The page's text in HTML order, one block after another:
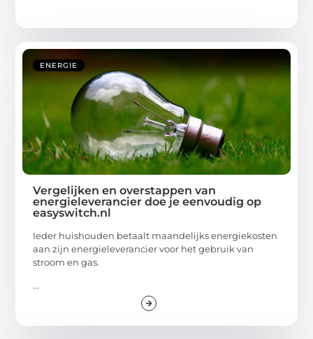
ENERGIE
Vergelijken en overstappen van
energieleverancier doe je eenvoudig op
easyswitch.nl
Ieder huishouden betaalt maandelijks energiekosten
aan zijn energieleverancier voor het gebruik van
stroom en gas.
...